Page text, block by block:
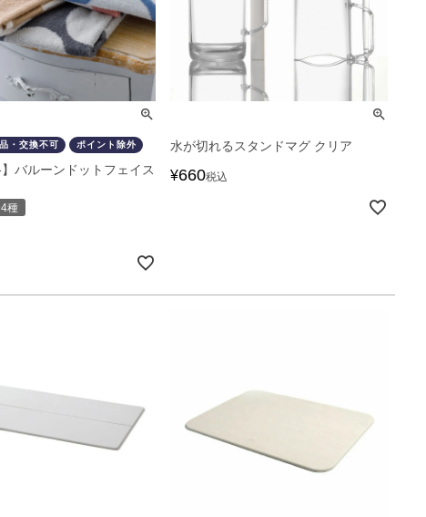
・交換不可 ポイント除外
】バルーンドットフェイス
種
水が切れるスタンドマグ クリア
¥660税込